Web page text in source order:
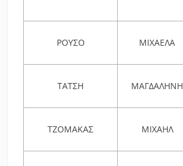
ΡΟΥΣΟ ΜΙΧΑΕΛΑ
ΤΑΤΣΗ ΜΑΓΔΑΛΗΝΗ
ΤΖΟΜΑΚΑΣ ΜΙΧΑΗΛ